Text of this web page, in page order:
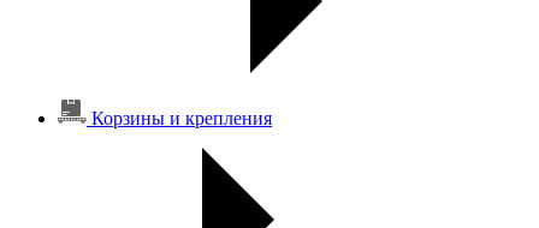
Корзины и крепления